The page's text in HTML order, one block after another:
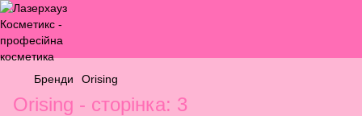
Бренди Orising
Orising - сторінка: 3